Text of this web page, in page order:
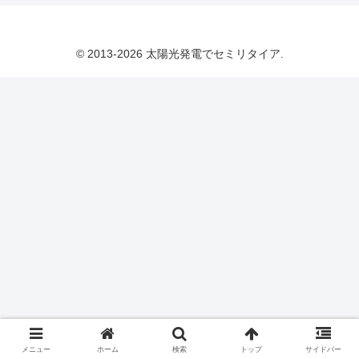
© 2013-2026 太陽光発電でセミリタイア.
メニュー ホーム 検索 トップ サイドバー